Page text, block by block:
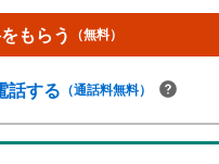
泉中央駅（徒歩23分）《ご予約
終わりや、ご出勤前などの早朝・
談・ご案内の目安》住宅ローン相
※1件～3件ご見学の場合 現地
応可能
もらう （無料）
話する （通話料無料）